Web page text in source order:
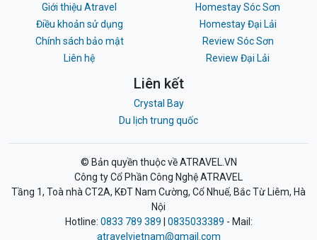
Giới thiệu Atravel
Điều khoản sử dụng
Chính sách bảo mật
Liên hệ
Homestay Sóc Sơn
Homestay Đại Lải
Review Sóc Sơn
Review Đại Lải
Liên kết
Crystal Bay
Du lịch trung quốc
© Bản quyền thuộc về ATRAVEL.VN
Công ty Cổ Phần Công Nghệ ATRAVEL
Tầng 1, Toà nhà CT2A, KĐT Nam Cường, Cổ Nhuế, Bắc Từ Liêm, Hà
Nội
Hotline: 0833 789 389 0835033389 - Mail:
atravelvietnam@gmail.com